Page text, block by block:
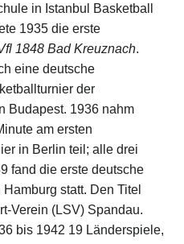
in Istanbul Basketball
1935 die erste
1848 Bad Kreuznach.
eine deutsche
der
Budapest. 1936 nahm
am ersten
in Berlin teil; alle drei
fand die erste deutsche
statt. Den Titel
Verein (LSV) Spandau.
bis 1942 19 Länderspiele,